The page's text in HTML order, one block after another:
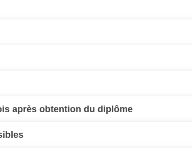
après obtention du diplôme